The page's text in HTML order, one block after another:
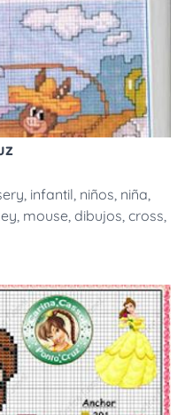
, infantil, niños, niña,
, mouse, dibujos, cross,